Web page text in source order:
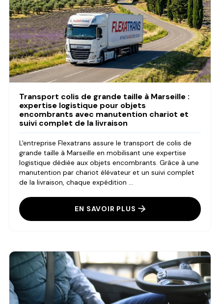
Transport colis de grande taille à Marseille :
expertise logistique pour objets
encombrants avec manutention chariot et
suivi complet de la livraison
L'entreprise Flexatrans assure le transport de colis de
grande taille à Marseille en mobilisant une expertise
logistique dédiée aux objets encombrants. Grâce à une
manutention par chariot élévateur et un suivi complet
de la livraison, chaque expédition ...
EN SAVOIR PLUS